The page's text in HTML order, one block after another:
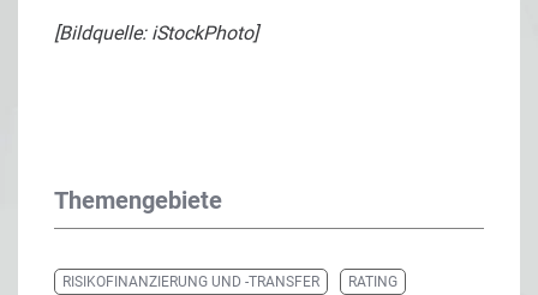
[Bildquelle: iStockPhoto]
Themengebiete
RISIKOFINANZIERUNG UND -TRANSFER RATING